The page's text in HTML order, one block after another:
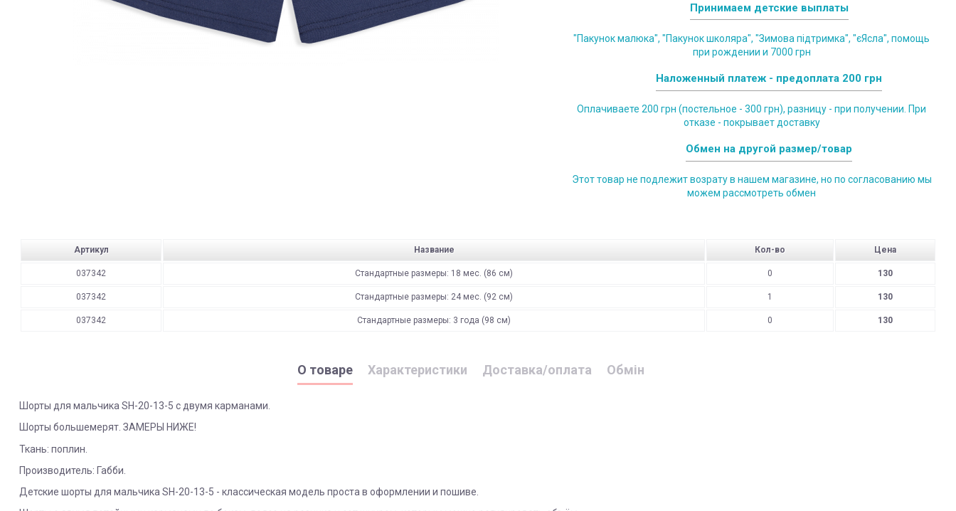
Принимаем детские выплаты
"Пакунок малюка", "Пакунок школяра", "Зимова підтримка", "єЯсла", помощь
при рождении и 7000 грн
Наложенный платеж - предоплата 200 грн
Оплачиваете 200 грн (постельное - 300 грн), разницу - при получении. При
отказе - покрывает доставку
Обмен на другой размер/товар
Этот товар не подлежит возрату в нашем магазине, но по согласованию мы
можем рассмотреть обмен
Артикул Название Кол-во Цена
037342 Стандартные размеры: 18 мес. (86 см) 0 130
037342 Стандартные размеры: 24 мес. (92 см) 1 130
037342 Стандартные размеры: 3 года (98 см) 0 130
О товаре Характеристики Доставка/оплата Обмін
Шорты для мальчика SH-20-13-5 с двумя карманами.
Шорты большемерят. ЗАМЕРЫ НИЖЕ!
Ткань: поплин.
Производитель: Габби.
Детские шорты для мальчика SH-20-13-5 - классическая модель проста в оформлении и пошиве.